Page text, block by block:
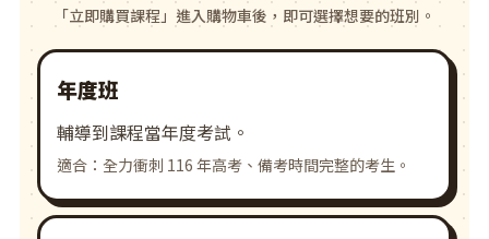
「立即購買課程」進入購物車後，即可選擇想要的班別。
年度班
輔導到課程當年度考試。
適合：全力衝刺 116 年高考、備考時間完整的考生。